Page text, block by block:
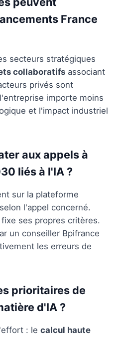
France
secteurs stratégiques
collaboratifs associant
privés sont
importe moins
et l'impact industriel
aux appels à
liés à l'IA ?
sur la plateforme
l'appel concerné.
ses propres critères.
un conseiller Bpifrance
les erreurs de
prioritaires de
d'IA ?
: le calcul haute